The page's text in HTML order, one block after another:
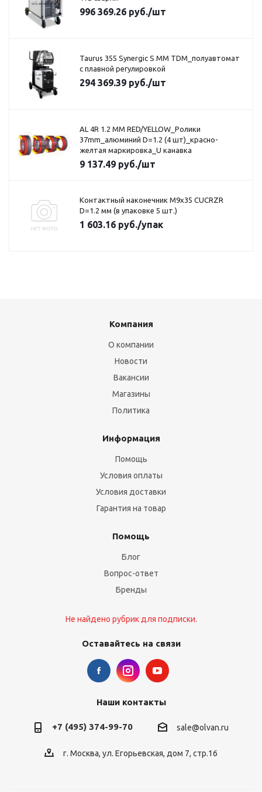
996 369.26 руб./шт
Taurus 355 Synergic S MM TDM_полуавтомат
с плавной регулировкой
294 369.39 руб./шт
AL 4R 1.2 MM RED/YELLOW_Ролики
37mm_алюминий D=1.2 (4 шт)_красно-
желтая маркировка_U канавка
9 137.49 руб./шт
Контактный наконечник M9x35 CUCRZR
D=1.2 мм (в упаковке 5 шт.)
1 603.16 руб./упак
Компания
О компании
Новости
Вакансии
Магазины
Политика
Информация
Помощь
Условия оплаты
Условия доставки
Гарантия на товар
Помощь
Блог
Вопрос-ответ
Бренды
Не найдено рубрик для подписки.
Оставайтесь на связи
Наши контакты
+7 (495) 374-99-70 sale@olvan.ru
г. Москва, ул. Егорьевская, дом 7, стр.16